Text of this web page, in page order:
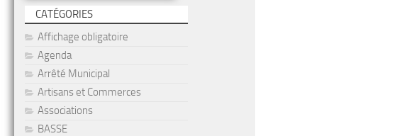
CATÉGORIES
Affichage obligatoire
Agenda
Arrêté Municipal
Artisans et Commerces
Associations
BASSE